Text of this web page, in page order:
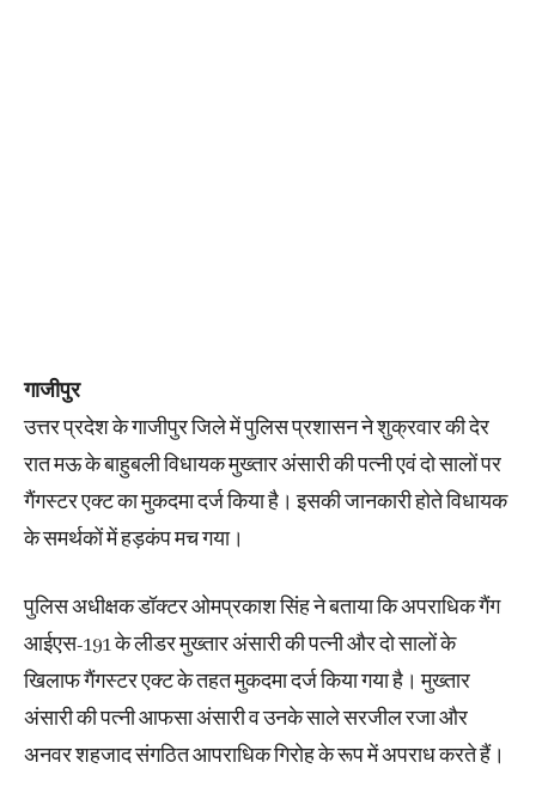
गाजीपुर
उत्तर प्रदेश के गाजीपुर जिले में पुलिस प्रशासन ने शुक्रवार की देर
रात मऊ के बाहुबली विधायक मुख्तार अंसारी की पत्नी एवं दो सालों पर
गैंगस्टर एक्ट का मुकदमा दर्ज किया है। इसकी जानकारी होते विधायक
के समर्थकों में हड़कंप मच गया।
पुलिस अधीक्षक डॉक्टर ओमप्रकाश सिंह ने बताया कि अपराधिक गैंग
आईएस-191 के लीडर मुख्तार अंसारी की पत्नी और दो सालों के
खिलाफ गैंगस्टर एक्ट के तहत मुकदमा दर्ज किया गया है। मुख्तार
अंसारी की पत्नी आफसा अंसारी व उनके साले सरजील रजा और
अनवर शहजाद संगठित आपराधिक गिरोह के रूप में अपराध करते हैं।